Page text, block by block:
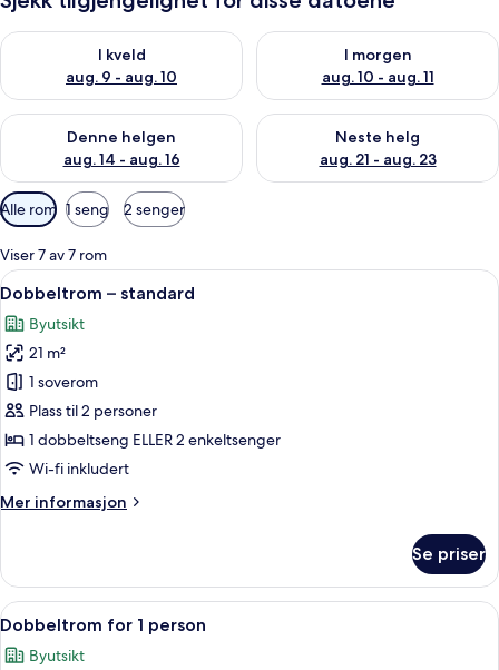
I kveld
aug. 9 - aug. 10
Sjekk tilgjengelighet for i kveld, aug. 9 - aug. 10
I morgen
aug. 10 - aug. 11
Sjekk tilgjengelighet for i
Denne helgen
aug. 14 - aug. 16
Sjekk tilgjengelighet for denne helgen, aug. 14 - aug. 16
Neste helg
aug. 21 - aug. 23
Sjekk tilgjengelighet for
Tilgjengelige
filtre
for
rom
Alle rom 1 seng 2 senger
Viser 7 av 7 rom
Åpne
alle
bildene
av
Dobbeltrom
–
standard
Allergitestet sengetøy, minibar, safe
4
Dobbeltrom – standard
Byutsikt
21 m²
1 soverom
Plass til 2 personer
1 dobbeltseng ELLER 2 enkeltsenger
Wi-fi inkludert
Mer informasjon
Mer
–
standard
Se priser
Åpne
alle
bildene
Allergitestet sengetøy, minibar, safe
4
Dobbeltrom for 1 person
Byutsikt